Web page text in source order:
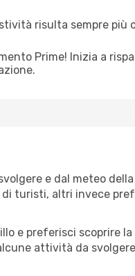
risulta sempre più
Prime! Inizia a
e dal meteo
di turisti, altri invece
e preferisci scoprire
attività da